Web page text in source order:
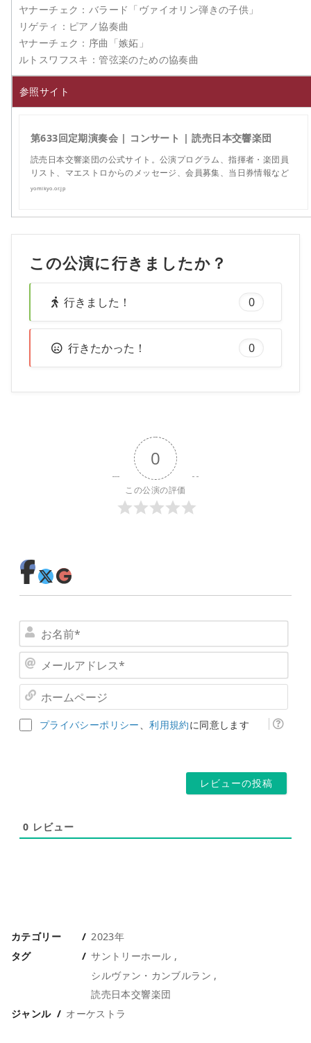
ヤナーチェク：バラード「ヴァイオリン弾きの子供」
リゲティ：ピアノ協奏曲
ヤナーチェク：序曲「嫉妬」
ルトスワフスキ：管弦楽のための協奏曲
参照サイト
第633回定期演奏会 | コンサート | 読売日本交響楽団
読売日本交響楽団の公式サイト。公演プログラム、指揮者・楽団員
リスト、マエストロからのメッセージ、会員募集、当日券情報など
yomikyo.or.jp
この公演に行きましたか？
行きました！ 0
行きたかった！ 0
0
この公演の評価
名
*ー
ア
ー
プライバシーポリシー、利用規約に同意します
0 レビュー
カテゴリー
2023年
タグ
サントリーホール
シルヴァン・カンブルラン
読売日本交響楽団
ジャンル
オーケストラ